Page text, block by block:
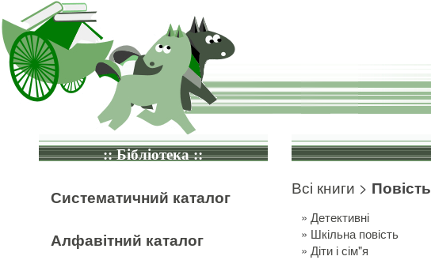
:: Бібліотека ::
Систематичний каталог
Алфавітний каталог
Всі книги > Повість
»Детективні
» Шкільна повість
»Діти і сім"я